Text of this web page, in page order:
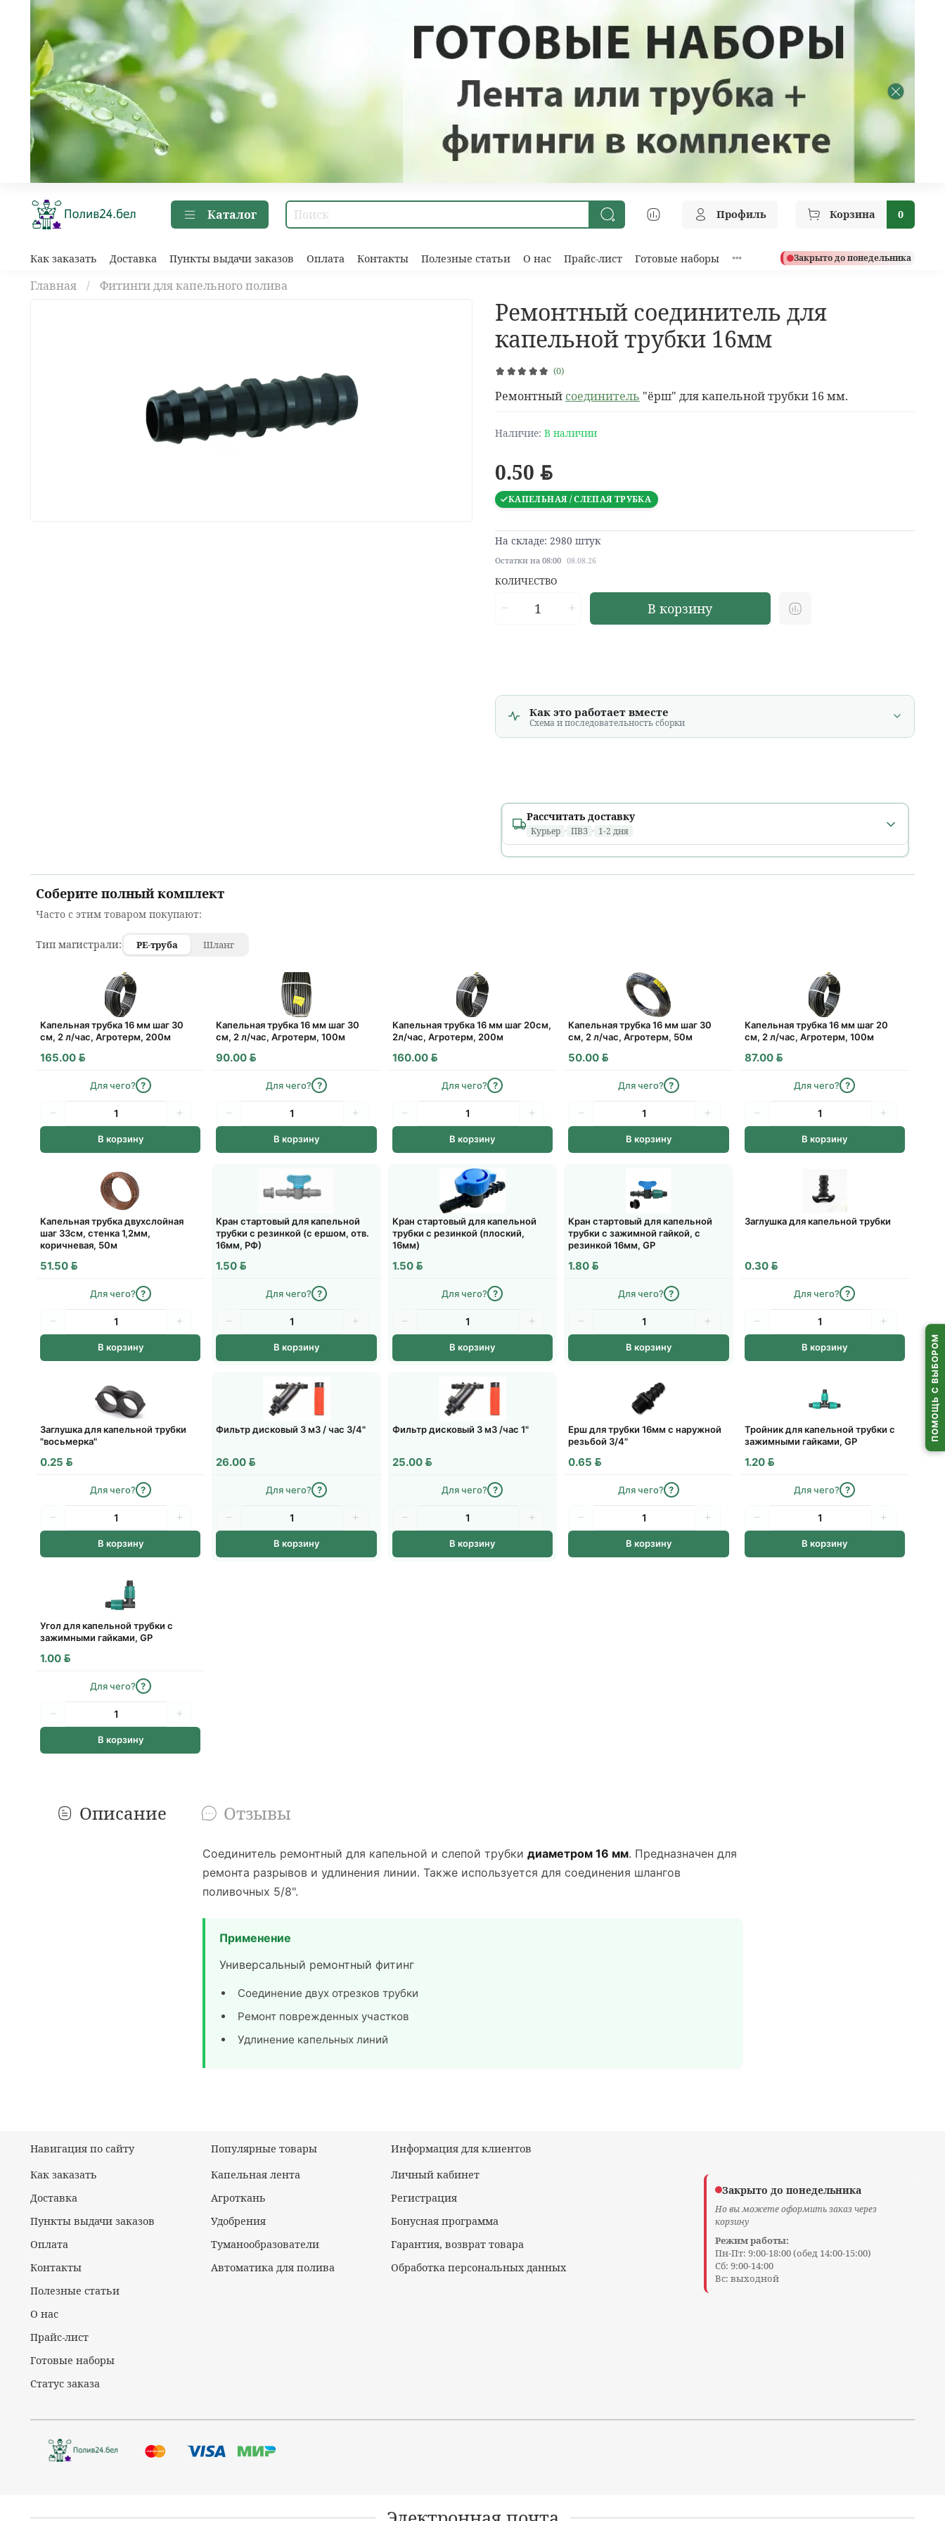
Каталог Профиль Корзина 0
Как заказать Доставка Пункты выдачи заказов Оплата Контакты Полезные статьи О нас Прайс-лист Готовые наборы Закрыто до понедельника
Главная Фитинги для капельного полива
(0)
Ремонтный соединитель для
капельной трубки 16мм
0.50 BYN
КАПЕЛЬНАЯ / СЛЕПАЯ ТРУБКА
Наличие: В наличии
На складе: 2980 штук
Остатки на 08:00 08.08.26
КОЛИЧЕСТВО
В корзину
Ремонтный соединитель "ёрш" для капельной трубки 16 мм.
Рассчитать доставку
Курьер · ПВЗ · 1-2 дня
Минск и областные города
пн–пт
Ориентировочно: вторник, 11 августа
Деревни и агрогородки
· время доставки на усмотрение водителя
Ориентировочно: 11 или среда, 12 августа
Пункты выдачи (ПВЗ)
пунктов выдачи
Как это работает вместе
Схема и последовательность сборки
Соберите полный комплект
Часто с этим товаром покупают:
Тип магистрали: PE-труба Шланг
Капельная трубка 16 мм шаг 30
см, 2 л/час, Агротерм, 200м
165.00 BYN
Для чего? ?
В корзину
Капельная трубка 16 мм шаг 30
см, 2 л/час, Агротерм, 100м
90.00 BYN
Для чего? ?
В корзину
Капельная трубка 16 мм шаг 20см,
2л/час, Агротерм, 200м
160.00 BYN
Для чего? ?
В корзину
Капельная трубка 16 мм шаг 30
см, 2 л/час, Агротерм, 50м
50.00 BYN
Для чего? ?
В корзину
Капельная трубка 16 мм шаг 20
см, 2 л/час, Агротерм, 100м
87.00 BYN
Для чего? ?
В корзину
Капельная трубка двухслойная
шаг 33см, стенка 1,2мм,
коричневая, 50м
51.50 BYN
Для чего? ?
В корзину
Кран стартовый для капельной
трубки с резинкой (с ершом, отв.
16мм, РФ)
1.50 BYN
Для чего? ?
В корзину
Кран стартовый для капельной
трубки с резинкой (плоский,
16мм)
1.50 BYN
Для чего? ?
В корзину
Кран стартовый для капельной
трубки с зажимной гайкой, с
резинкой 16мм, GP
1.80 BYN
Для чего? ?
В корзину
Заглушка для капельной трубки
0.30 BYN
Для чего? ?
В корзину
Заглушка для капельной трубки
"восьмерка"
0.25 BYN
Для чего? ?
В корзину
Фильтр дисковый 3 м3 / час 3/4"
26.00 BYN
Для чего? ?
В корзину
Фильтр дисковый 3 м3 /час 1"
25.00 BYN
Для чего? ?
В корзину
Ерш для трубки 16мм с наружной
резьбой 3/4"
0.65 BYN
Для чего? ?
В корзину
Тройник для капельной трубки с
зажимными гайками, GP
1.20 BYN
Для чего? ?
В корзину
Угол для капельной трубки с
зажимными гайками, GP
1.00 BYN
Для чего? ?
В корзину
Описание Отзывы
Соединитель ремонтный для капельной и слепой трубки диаметром 16 мм. Предназначен для
ремонта разрывов и удлинения линии. Также используется для соединения шлангов
поливочных 5/8".
Применение
Универсальный ремонтный фитинг
Соединение двух отрезков трубки
Ремонт поврежденных участков
Удлинение капельных линий
Навигация по сайту
Как заказать
Доставка
Пункты выдачи заказов
Оплата
Контакты
Полезные статьи
О нас
Прайс-лист
Готовые наборы
Статус заказа
Популярные товары
Капельная лента
Агроткань
Удобрения
Туманообразователи
Автоматика для полива
Информация для клиентов
Личный кабинет
Регистрация
Бонусная программа
Гарантия, возврат товара
Обработка персональных данных
Закрыто до понедельника
Но вы можете оформить заказ через
корзину
Режим работы:
Пн-Пт: 9:00-18:00 (обед 14:00-15:00)
Сб: 9:00-14:00
Вс: выходной
ПОМОЩЬ С ВЫБОРОМ